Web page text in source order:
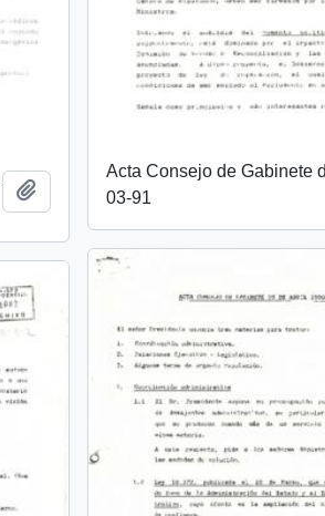
Acta Consejo de Gabinete
03-91
Añadir al portapapeles